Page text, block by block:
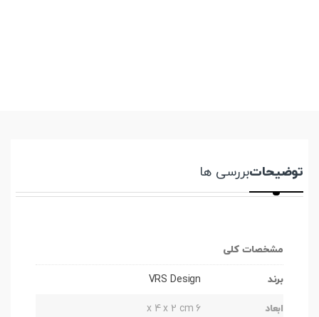
توضیحاتبررسی ها
مشخصات کلی
برند VRS Design
ابعاد 6 x 4 x 2 cm